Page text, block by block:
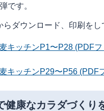
です。
らダウンロード、印刷をし
キッチンP1〜P28 (PDF
キッチンP29〜P56 (PDF
健康なカラダづくり